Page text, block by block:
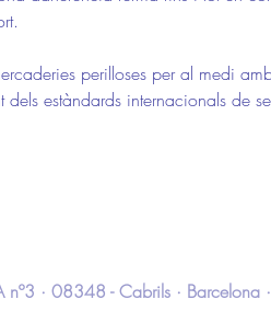
perilloses per al medi
dels estàndards internacionals de
nº3 · 08348 - Cabrils ·